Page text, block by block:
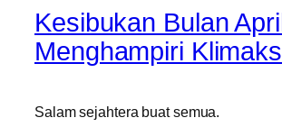
Kesibukan Bulan April
Menghampiri Klimaks
Salam sejahtera buat semua.